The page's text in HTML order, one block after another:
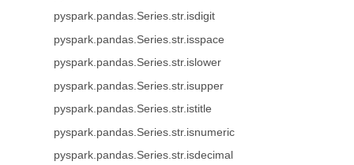
pyspark.pandas.Series.str.isdigit
pyspark.pandas.Series.str.isspace
pyspark.pandas.Series.str.islower
pyspark.pandas.Series.str.isupper
pyspark.pandas.Series.str.istitle
pyspark.pandas.Series.str.isnumeric
pyspark.pandas.Series.str.isdecimal